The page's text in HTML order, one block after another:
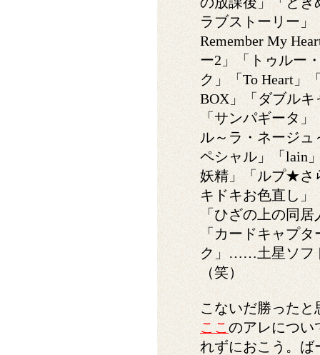
ラブストーリー
Remember My
ー2」「トゥルー
ク」「To Heart」
BOX」「ダブル
「サンパギータ
ル～ラ・ネージ
ペシャル」「lain
妖精」「ルプ★さ
キドキお色直し」
「ひざの上の同
「カードキャプ
ク」……土星ソフ
（笑）
こないだ勝った
ここ のアレについ
れずにおこう。ば